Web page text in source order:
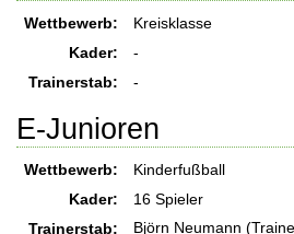
Wettbewerb:
Kreisklasse
Kader:
-
Trainerstab:
-
E-Junioren
Wettbewerb:
Kinderfußball
Kader:
16 Spieler
Trainerstab:
Björn Neumann